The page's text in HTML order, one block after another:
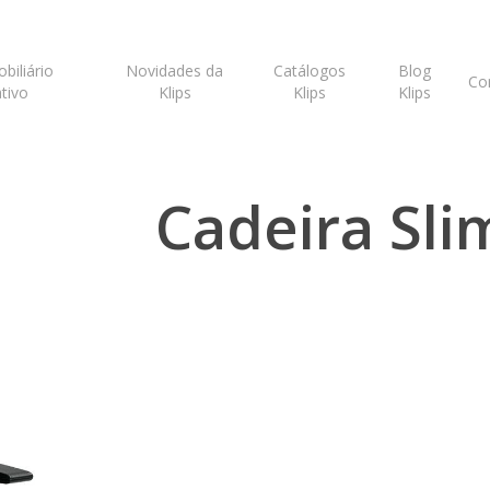
Novidades da
Klips
Catálogos
Klips
Blog
Klips
Cadeira